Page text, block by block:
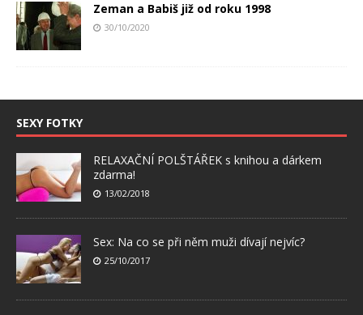
Zeman a Babiš již od roku 1998
30/10/2020
SEXY FOTKY
RELAXAČNÍ POLŠTÁŘEK s knihou a dárkem
zdarma!
13/02/2018
Sex: Na co se při něm muži dívají nejvíc?
25/10/2017